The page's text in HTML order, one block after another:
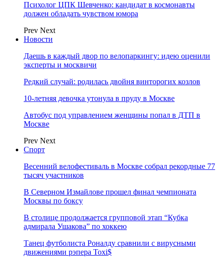
Психолог ЦПК Шевченко: кандидат в космонавты
должен обладать чувством юмора
Prev Next
Новости
Даешь в каждый двор по велопаркингу: идею оценили
эксперты и москвичи
Редкий случай: родилась двойня винторогих козлов
10-летняя девочка утонула в пруду в Москве
Автобус под управлением женщины попал в ДТП в
Москве
Prev Next
Спорт
Весенний велофестиваль в Москве собрал рекордные 77
тысяч участников
В Северном Измайлове прошел финал чемпионата
Москвы по боксу
В столице продолжается групповой этап “Кубка
адмирала Ушакова” по хоккею
Танец футболиста Роналду сравнили с вирусными
движениями рэпера Toxi$